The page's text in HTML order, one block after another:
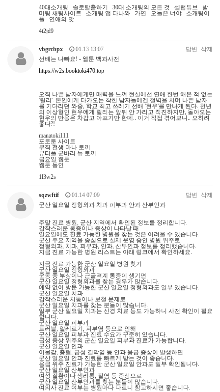
40대소개팅 솔로탈출하기 30대 소개팅의 모든 것 셀럽튜브 밤
미팅 채팅사이트 소개팅 앱 다나와 가연 오늘은 너야 소개팅어
플 연애의 맛
4t2jd9
vbgrcbpx 01.13 13:07 답변
삭제
선배는 나빠요! - 웹툰 백과사전
https://w2s.booktoki470.top
오직 나쁜 남자에게만 매력을 느껴 현실에선 연애 한번 해본 적 없는
'릴리'. 본인에게 다가오는 착한 남자들에겐 철벽을 치며 나쁜 남자
를 기다리던 와중, 학교 최고 쓰레기 선배 '현우'를 만나게 된다. 천년
의 이상형인 현우에게 릴리는 앞뒤 안 가리고 직진하지만, 돌아오는
현우의 반응은 차갑고 아프기만 한데.. 이거 직접 겪어보니.. 오히려
좋다?!
manatoki111
포토툰 사이트
무직 전생 마나 토끼
뷰티풀 군바리 뉴 토끼
금요일 웹툰
웹툰 동인
1l3w2s
sqzwftif 01.14 07:09 답변
삭제
군산 일요일 정형외과 치과 피부과 안과 산부인과
주말 진료 병원, 군산 지역에서 확인된 정보를 정리합니다.
갑작스러운 통증이나 증상이 나타날 때
일요일에도 진료 가능한 병원을 찾는 것은 어려울 수 있습니다.
군산 주요 지역을 중심으로 실제 운영 중인 병원 위주로
정형외과, 치과, 피부과, 안과, 산부인과 정보를 정리했습니다.
지금 진료 가능한 병원 리스트는 아래 링크에서 확인하세요.
지금 진료 가능한 군산 일요일 병원 찾기
군산 일요일 정형외과
운동 중 부상이나 근골격계 통증이 생기면
군산 일요일 정형외과를 찾는 경우가 많습니다.
예약 없이 방문 가능한 군산 일요일 정형외과도 일부 있습니다.
군산 일요일 치과
갑작스러운 치통이나 보철 문제로
군산 일요일 치과를 찾는 분들이 많습니다.
일부 군산 일요일 치과는 신경 치료 등도 가능하니 사전 확인이 필요
합니다.
군산 일요일 피부과
트러블, 알레르기, 피부염 등으로 인해
군산 일요일 피부과 진료 수요가 꾸준히 있습니다.
급성 증상 위주의 군산 일요일 피부과 진료가 가능합니다.
군산 일요일 안과
이물감, 충혈, 급성 결막염 등 안과 응급 증상이 발생하면
군산 일요일 안과 진료를 빠르게 받는 것이 좋습니다.
응급 위주 진료가 가능한 군산 일요일 안과도 일부 확인됩니다.
군산 일요일 산부인과
여성 질환이나 생리통, 질염 등 증상으로
군산 일요일 산부인과를 찾는 분들이 많습니다.
여의사 진료 여부는 병원마다 다르니 참고하시면 좋습니다.